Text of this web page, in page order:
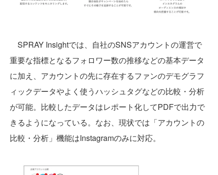
SPRAY Insightでは、自社のSNSアカウントの運営で
重要な指標となるフォロワー数の推移などの基本データ
に加え、アカウントの先に存在するファンのデモグラフ
ィックデータやよく使うハッシュタグなどの比較・分析
が可能。比較したデータはレポート化してPDFで出力で
きるようになっている。なお、現状では「アカウントの
比較・分析」機能はInstagramのみに対応。